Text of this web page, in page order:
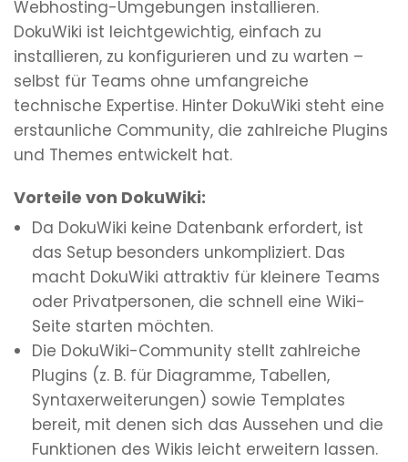
Webhosting-Umgebungen installieren.
DokuWiki ist leichtgewichtig, einfach zu
installieren, zu konfigurieren und zu warten –
selbst für Teams ohne umfangreiche
technische Expertise. Hinter DokuWiki steht eine
erstaunliche Community, die zahlreiche Plugins
und Themes entwickelt hat.
Vorteile von DokuWiki:
Da DokuWiki keine Datenbank erfordert, ist
das Setup besonders unkompliziert. Das
macht DokuWiki attraktiv für kleinere Teams
oder Privatpersonen, die schnell eine Wiki-
Seite starten möchten.
Die DokuWiki-Community stellt zahlreiche
Plugins (z. B. für Diagramme, Tabellen,
Syntaxerweiterungen) sowie Templates
bereit, mit denen sich das Aussehen und die
Funktionen des Wikis leicht erweitern lassen.